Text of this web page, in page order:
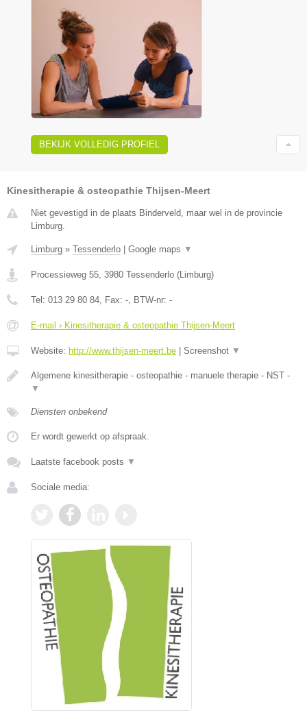
BEKIJK VOLLEDIG PROFIEL
Kinesitherapie & osteopathie Thijsen-Meert
Niet gevestigd in de plaats Binderveld, maar wel in de provincie
Limburg.
Limburg » Tessenderlo Google maps ▼
Processieweg 55, 3980 Tessenderlo (Limburg)
Tel: 013 29 80 84, Fax: -, BTW-nr: -
E-mail › Kinesitherapie & osteopathie Thijsen-Meert
Website: http://www.thijsen-meert.be Screenshot ▼
Algemene kinesitherapie - osteopathie - manuele therapie - NST -
▼
Diensten onbekend
Er wordt gewerkt op afspraak.
Laatste facebook posts ▼
Sociale media: